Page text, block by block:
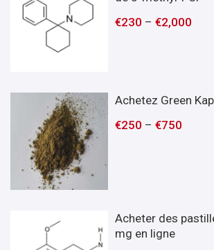
€230 –€2,000
Achetez Green
€250 –€750
Acheter des
mg en ligne